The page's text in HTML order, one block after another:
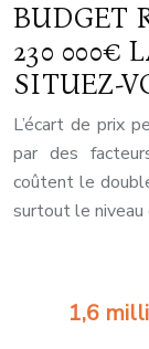
BUDGET
230 000€
SITUEZ-
L’écart de prix
par des
coûtent le
surtout le niveau
1,6